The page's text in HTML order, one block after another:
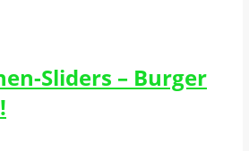
Sliders – Burger